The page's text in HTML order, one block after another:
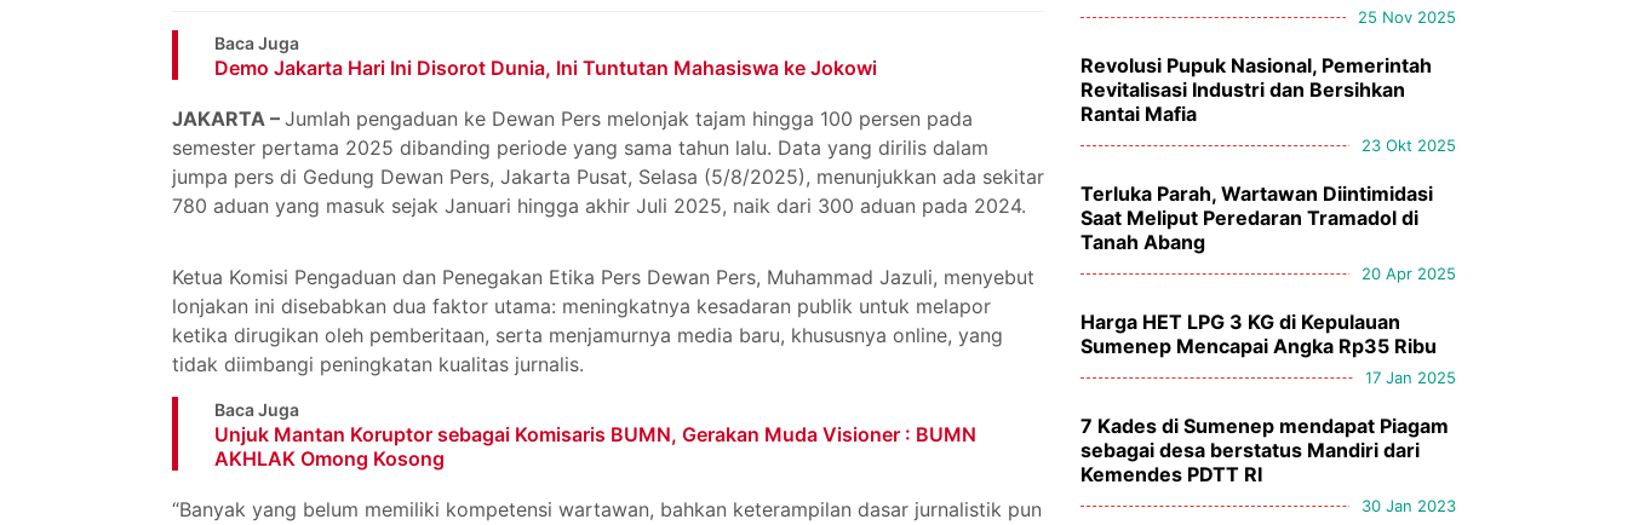
Baca Juga
Demo Jakarta Hari Ini Disorot Dunia, Ini Tuntutan Mahasiswa ke Jokowi
JAKARTA – Jumlah pengaduan ke Dewan Pers melonjak tajam hingga 100 persen pada
semester pertama 2025 dibanding periode yang sama tahun lalu. Data yang dirilis dalam
jumpa pers di Gedung Dewan Pers, Jakarta Pusat, Selasa (5/8/2025), menunjukkan ada sekitar
780 aduan yang masuk sejak Januari hingga akhir Juli 2025, naik dari 300 aduan pada 2024.
Ketua Komisi Pengaduan dan Penegakan Etika Pers Dewan Pers, Muhammad Jazuli, menyebut
lonjakan ini disebabkan dua faktor utama: meningkatnya kesadaran publik untuk melapor
ketika dirugikan oleh pemberitaan, serta menjamurnya media baru, khususnya online, yang
tidak diimbangi peningkatan kualitas jurnalis.
Baca Juga
Unjuk Mantan Koruptor sebagai Komisaris BUMN, Gerakan Muda Visioner : BUMN
AKHLAK Omong Kosong
“Banyak yang belum memiliki kompetensi wartawan, bahkan keterampilan dasar jurnalistik pun
25 Nov 2025
Revolusi Pupuk Nasional, Pemerintah
Revitalisasi Industri dan Bersihkan
Rantai Mafia
23 Okt 2025
Terluka Parah, Wartawan Diintimidasi
Saat Meliput Peredaran Tramadol di
Tanah Abang
20 Apr 2025
Harga HET LPG 3 KG di Kepulauan
Sumenep Mencapai Angka Rp35 Ribu
17 Jan 2025
7 Kades di Sumenep mendapat Piagam
sebagai desa berstatus Mandiri dari
Kemendes PDTT RI
30 Jan 2023